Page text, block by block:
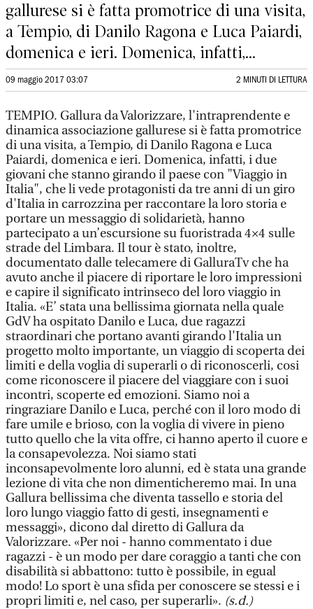
gallurese si è fatta promotrice di una visita,
a Tempio, di Danilo Ragona e Luca Paiardi,
domenica e ieri. Domenica, infatti,...
09 maggio 2017 03:07 2 MINUTI DI LETTURA
TEMPIO. Gallura da Valorizzare, l'intraprendente e
dinamica associazione gallurese si è fatta promotrice
di una visita, a Tempio, di Danilo Ragona e Luca
Paiardi, domenica e ieri. Domenica, infatti, i due
giovani che stanno girando il paese con "Viaggio in
Italia", che li vede protagonisti da tre anni di un giro
d'Italia in carrozzina per raccontare la loro storia e
portare un messaggio di solidarietà, hanno
partecipato a un’escursione su fuoristrada 4×4 sulle
strade del Limbara. Il tour è stato, inoltre,
documentato dalle telecamere di GalluraTv che ha
avuto anche il piacere di riportare le loro impressioni
e capire il significato intrinseco del loro viaggio in
Italia. «E’ stata una bellissima giornata nella quale
GdV ha ospitato Danilo e Luca, due ragazzi
straordinari che portano avanti girando l'Italia un
progetto molto importante, un viaggio di scoperta dei
limiti e della voglia di superarli o di riconoscerli, cosi
come riconoscere il piacere del viaggiare con i suoi
incontri, scoperte ed emozioni. Siamo noi a
ringraziare Danilo e Luca, perché con il loro modo di
fare umile e brioso, con la voglia di vivere in pieno
tutto quello che la vita offre, ci hanno aperto il cuore e
la consapevolezza. Noi siamo stati
inconsapevolmente loro alunni, ed è stata una grande
lezione di vita che non dimenticheremo mai. In una
Gallura bellissima che diventa tassello e storia del
loro lungo viaggio fatto di gesti, insegnamenti e
messaggi», dicono dal diretto di Gallura da
Valorizzare. «Per noi - hanno commentato i due
ragazzi - è un modo per dare coraggio a tanti che con
disabilità si abbattono: tutto è possibile, in egual
modo! Lo sport è una sfida per conoscere se stessi e i
propri limiti e, nel caso, per superarli». (s.d.)